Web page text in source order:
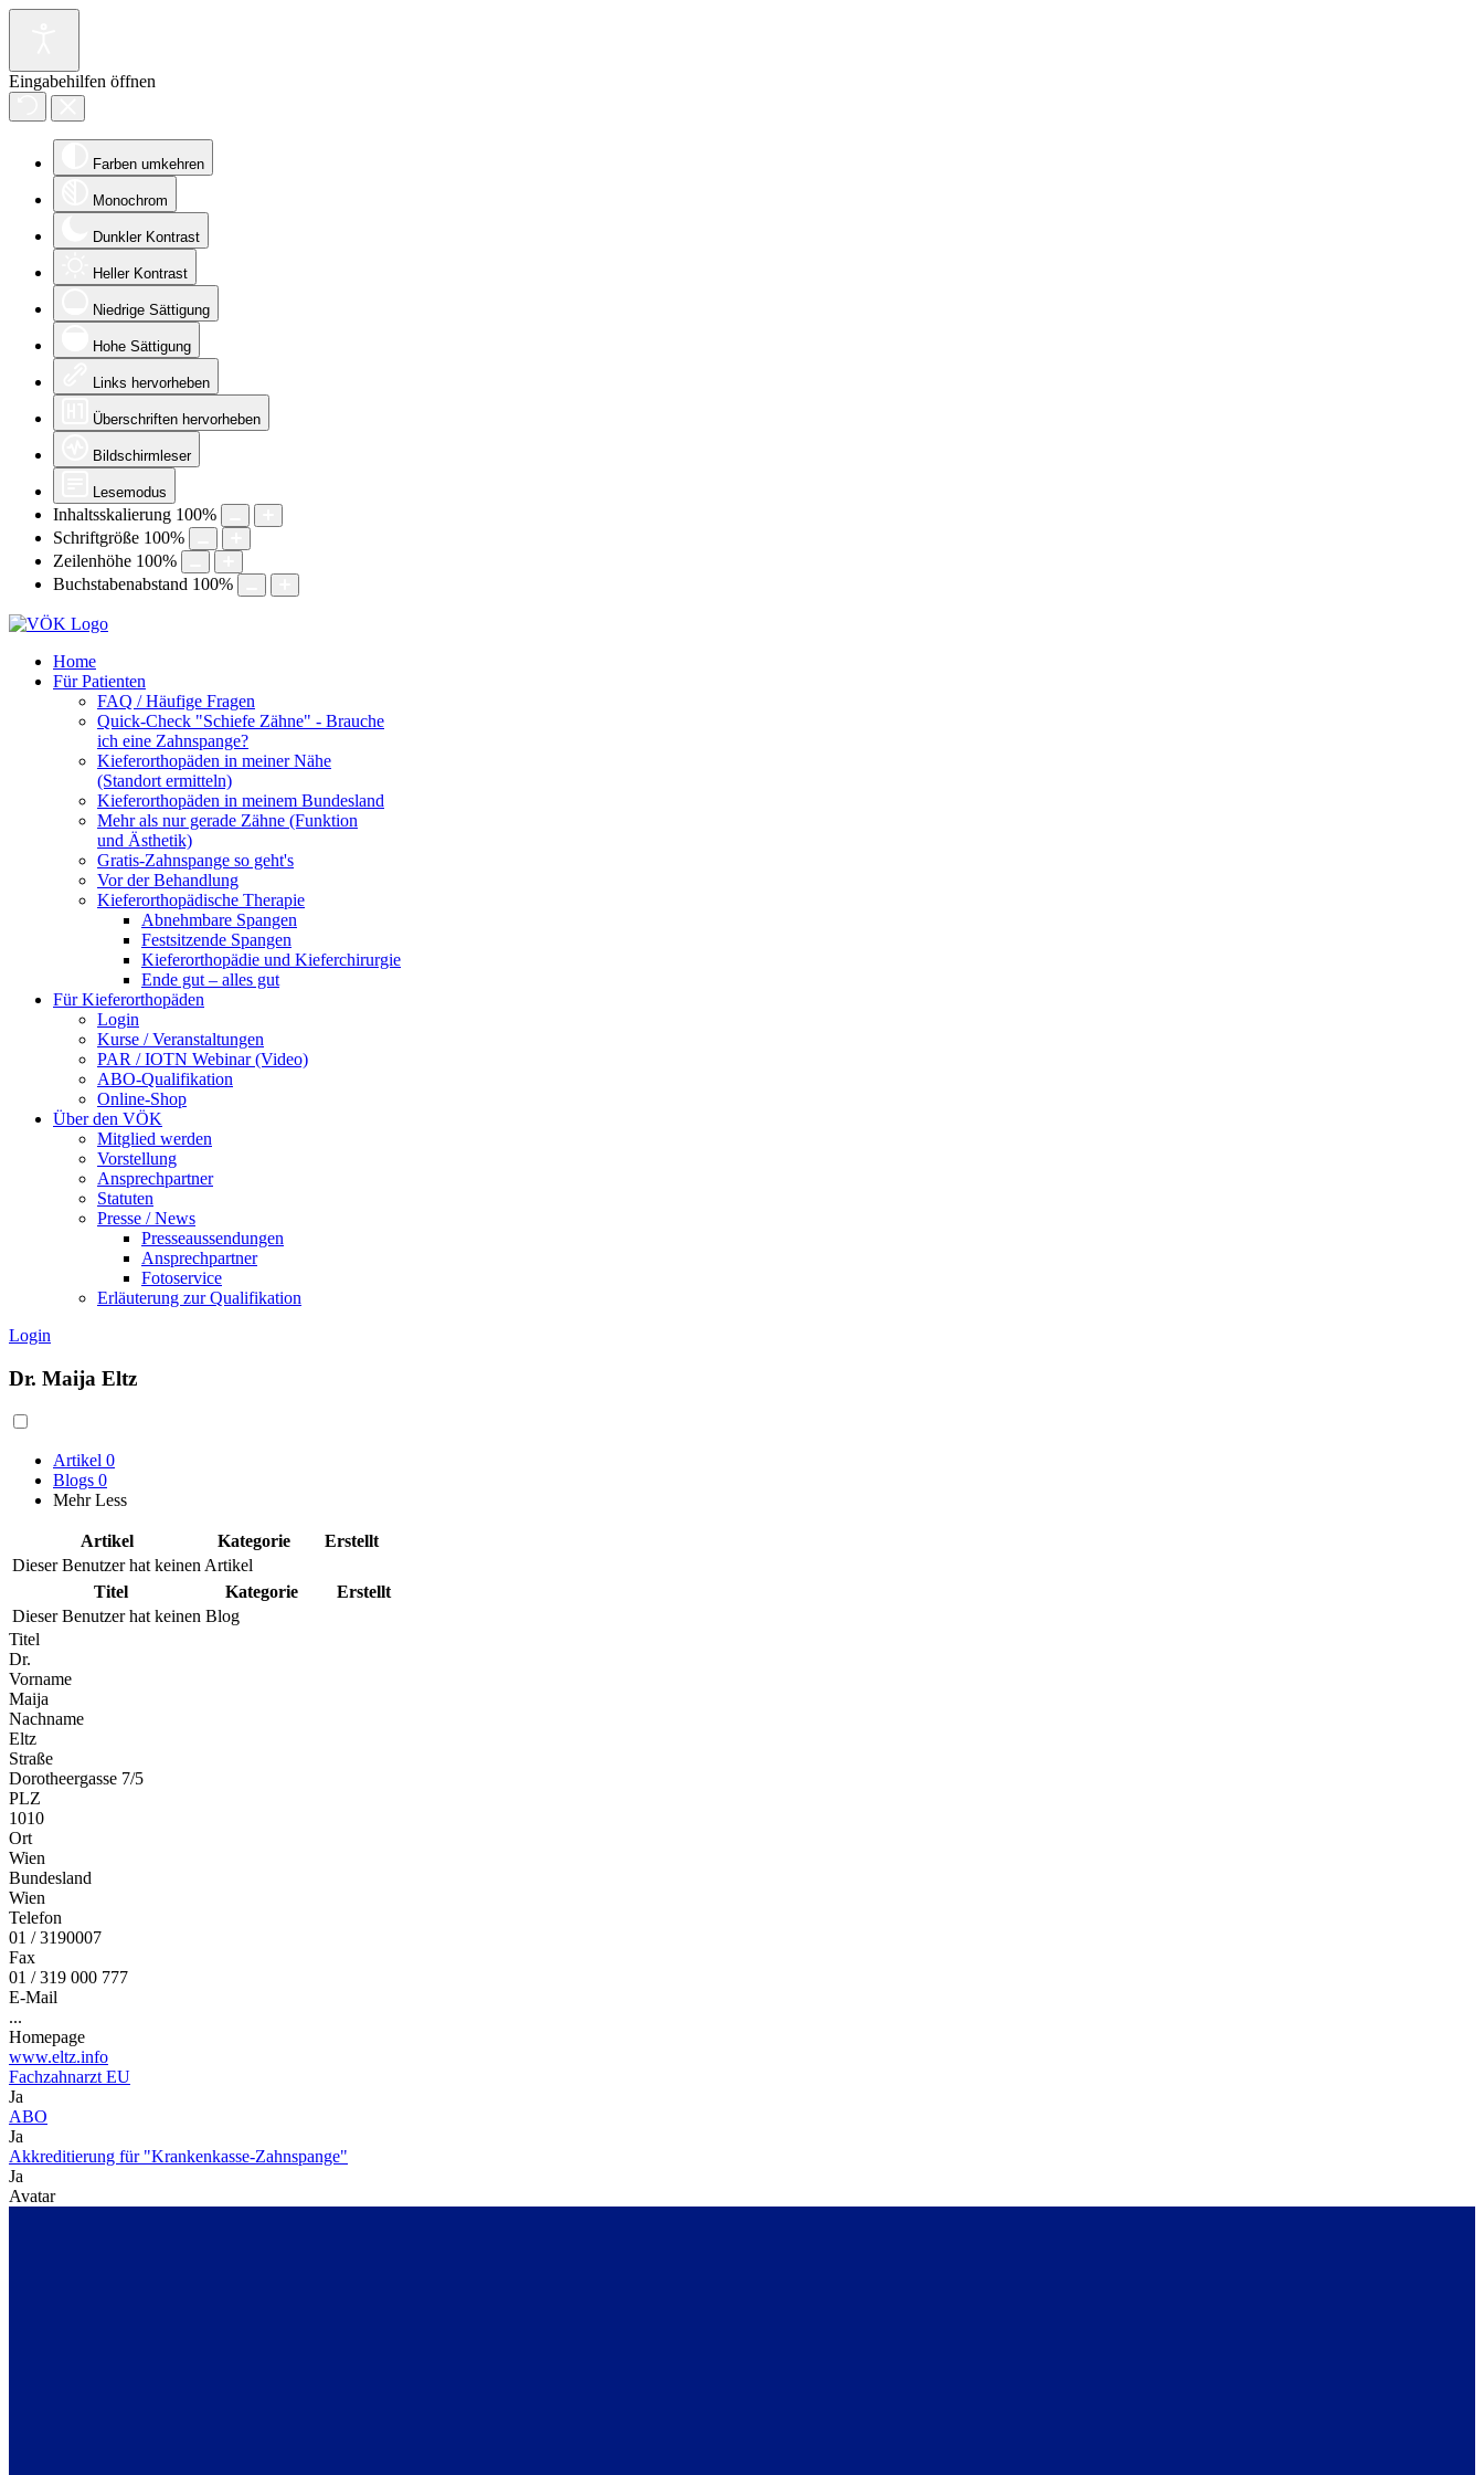
Eingabehilfen öffnen
Farben umkehren
Monochrom
Dunkler Kontrast
Heller Kontrast
Niedrige Sättigung
Hohe Sättigung
Links hervorheben
Überschriften hervorheben
Bildschirmleser
Lesemodus
Inhaltsskalierung 100%
Schriftgröße 100%
Zeilenhöhe 100%
Buchstabenabstand 100%
Home
Für Patienten
FAQ / Häufige Fragen
Quick-Check "Schiefe Zähne" - Brauche
ich eine Zahnspange?
Kieferorthopäden in meiner Nähe
(Standort ermitteln)
Kieferorthopäden in meinem Bundesland
Mehr als nur gerade Zähne (Funktion
und Ästhetik)
Gratis-Zahnspange so geht's
Vor der Behandlung
Kieferorthopädische Therapie
Abnehmbare Spangen
Festsitzende Spangen
Kieferorthopädie und Kieferchirurgie
Ende gut – alles gut
Für Kieferorthopäden
Login
Kurse / Veranstaltungen
PAR / IOTN Webinar (Video)
ABO-Qualifikation
Online-Shop
Über den VÖK
Mitglied werden
Vorstellung
Ansprechpartner
Statuten
Presse / News
Presseaussendungen
Ansprechpartner
Fotoservice
Erläuterung zur Qualifikation
Login
Dr. Maija Eltz
Artikel 0
Blogs 0
Mehr Less
Artikel Kategorie
Erstellt
Dieser Benutzer hat keinen Artikel
Titel
Kategorie
Erstellt
Dieser Benutzer hat keinen Blog
Titel
Dr.
Vorname
Maija
Nachname
Eltz
Straße
Dorotheergasse 7/5
PLZ
1010
Ort
Wien
Bundesland
Wien
Telefon
01 / 3190007
Fax
01 / 319 000 777
E-Mail
...
Homepage
www.eltz.info
Fachzahnarzt EU
Ja
ABO
Ja
Akkreditierung für "Krankenkasse-Zahnspange"
Ja
Avatar